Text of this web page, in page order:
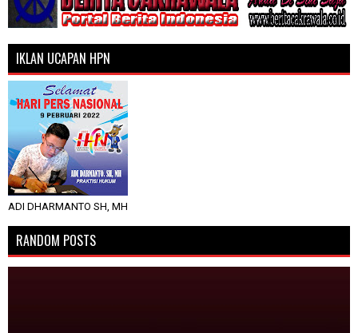
IKLAN UCAPAN HPN
ADI DHARMANTO SH, MH
RANDOM POSTS